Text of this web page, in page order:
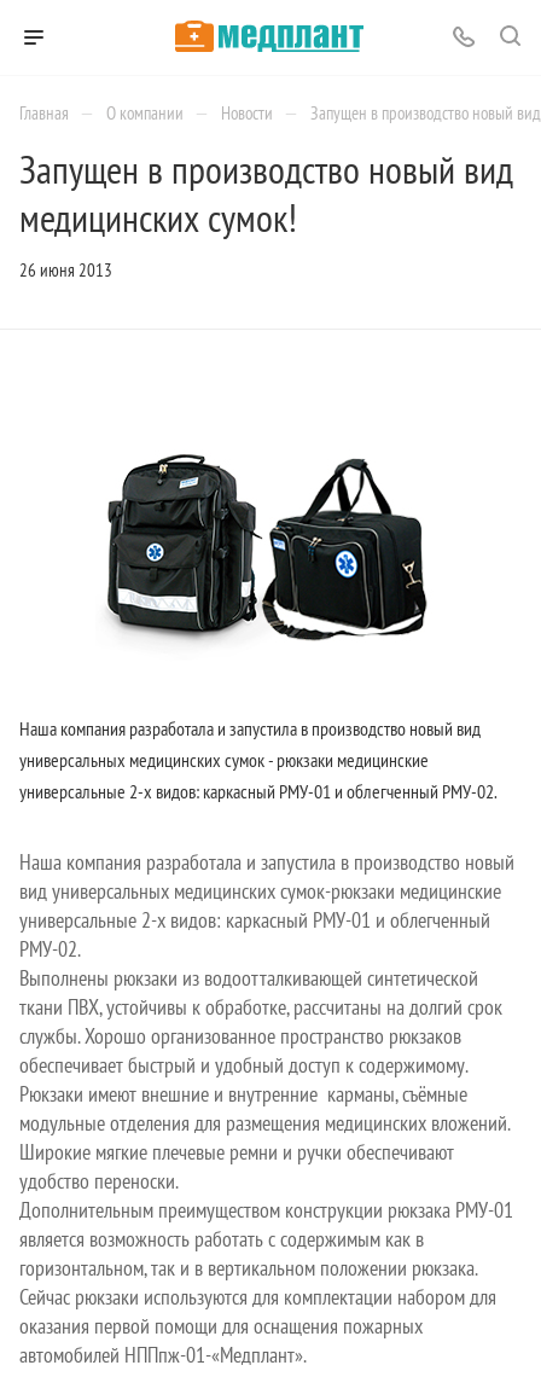
Главная — О компании — Новости — Запущен в производство новый
Запущен в производство новый вид
медицинских сумок!
26 июня 2013
Наша компания разработала и запустила в производство новый вид
универсальных медицинских сумок - рюкзаки медицинские
универсальные 2-х видов: каркасный РМУ-01 и облегченный РМУ-02.
Наша компания разработала и запустила в производство новый
вид универсальных медицинских сумок-рюкзаки медицинские
универсальные 2-х видов: каркасный РМУ-01 и облегченный
РМУ-02.
Выполнены рюкзаки из водоотталкивающей синтетической
ткани ПВХ, устойчивы к обработке, рассчитаны на долгий срок
службы. Хорошо организованное пространство рюкзаков
обеспечивает быстрый и удобный доступ к содержимому.
Рюкзаки имеют внешние и внутренние карманы, съёмные
модульные отделения для размещения медицинских вложений.
Широкие мягкие плечевые ремни и ручки обеспечивают
удобство переноски.
Дополнительным преимуществом конструкции рюкзака РМУ-01
является возможность работать с содержимым как в
горизонтальном, так и в вертикальном положении рюкзака.
Сейчас рюкзаки используются для комплектации набором для
оказания первой помощи для оснащения пожарных
автомобилей НППпж-01-«Медплант».